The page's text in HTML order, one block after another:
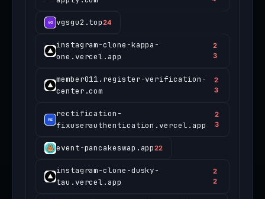
vgsgu2.top24
instagram-clone-kappa-
one.vercel.app
2
3
member011.register-verification-
center.com
2
3
rectification-
fixuserauthentication.vercel.app
2
3
event-pancakeswap.app22
instagram-clone-dusky-
tau.vercel.app
2
2